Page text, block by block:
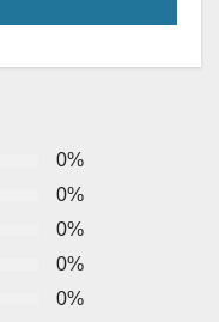
0%
0%
0%
0%
0%